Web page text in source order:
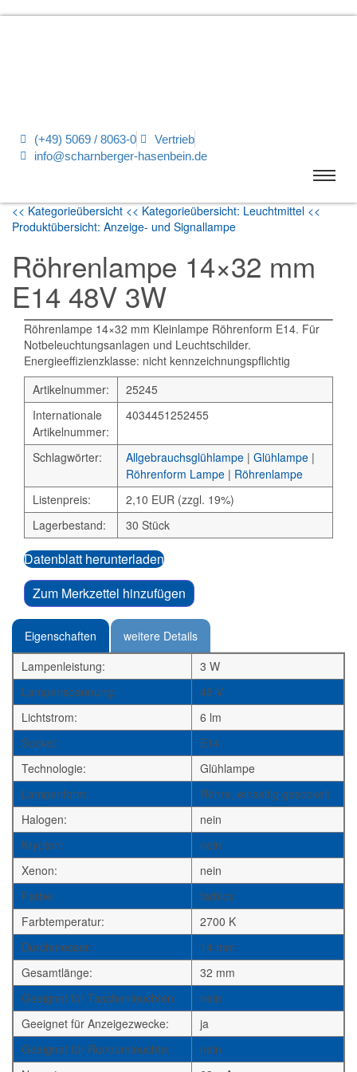
(+49) 5069 / 8063-0
Vertrieb
info@scharnberger-hasenbein.de
<< Kategorieübersicht << Kategorieübersicht: Leuchtmittel <<
Produktübersicht: Anzeige- und Signallampe
Röhrenlampe 14×32 mm
E14 48V 3W
Röhrenlampe 14×32 mm Kleinlampe Röhrenform E14. Für
Notbeleuchtungsanlagen und Leuchtschilder.
Energieeffizienzklasse: nicht kennzeichnungspflichtig
Artikelnummer:
25245
Internationale
Artikelnummer:
4034451252455
Schlagwörter: Allgebrauchsglühlampe | Glühlampe |
Röhrenform Lampe | Röhrenlampe
Listenpreis:
2,10 EUR (zzgl. 19%)
Lagerbestand:
30 Stück
Datenblatt herunterladen
Zum Merkzettel hinzufügen
Eigenschaften
weitere Details
Lampenleistung:
3 W
Lampenspannung:
48 V
Lichtstrom:
6 lm
Sockel:
E14
Technologie:
Glühlampe
Lampenform:
Röhre, einseitig gesockelt
Halogen:
nein
Krypton:
nein
Xenon:
nein
Farbe:
farblos
Farbtemperatur:
2700 K
Durchmesser:
14 mm
Gesamtlänge:
32 mm
Geeignet für Taschenleuchten:
nein
Geeignet für Anzeigezwecke:
ja
Geeignet für Rundumleuchte:
nein